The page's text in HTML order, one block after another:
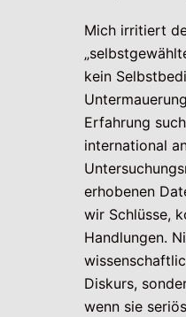
Mich irritiert
kein
Erfahrung
international
erhobenen
wir Schlüsse,
Handlungen.
Diskurs,
wenn sie